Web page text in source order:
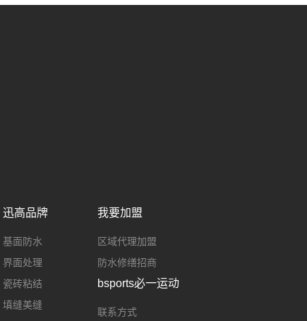
迅高品牌
基面防水
界面处理
瓷砖粘结
填缝美缝
我要加盟
区域代理加盟
防水修缮招商
bsports必一运动
联系方式